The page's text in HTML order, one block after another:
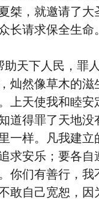
桀，就邀请了大
长请求保全生命。
天下人民，罪
灿然像草木的滋
上天使我和睦安
道得罪了天地没
一样。凡我建立
求安乐；要各自
你们有善行，我
敢自己宽恕，因